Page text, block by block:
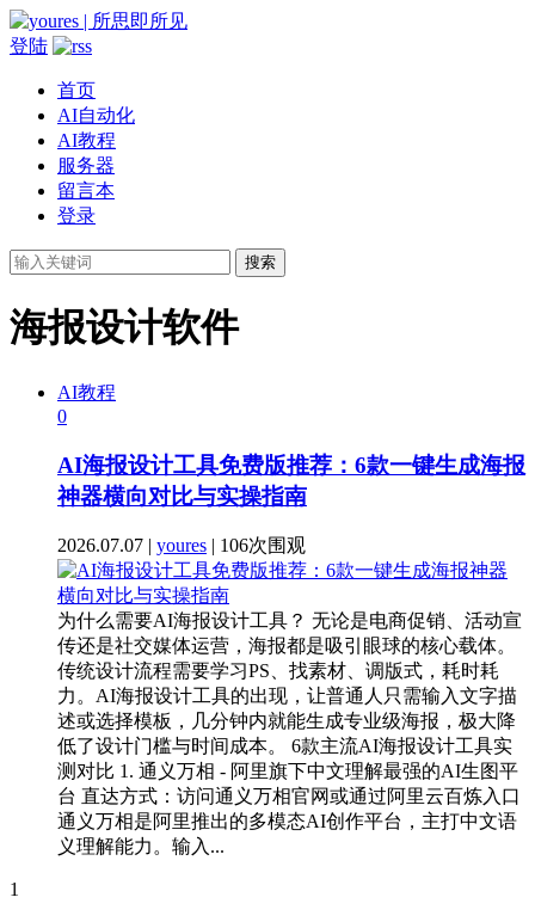
登陆
首页
AI自动化
AI教程
服务器
留言本
登录
搜索
海报设计软件
AI教程
0
AI海报设计工具免费版推荐：6款一键生成海报
神器横向对比与实操指南
2026.07.07 | youres | 106次围观
为什么需要AI海报设计工具？ 无论是电商促销、活动宣
传还是社交媒体运营，海报都是吸引眼球的核心载体。
传统设计流程需要学习PS、找素材、调版式，耗时耗
力。AI海报设计工具的出现，让普通人只需输入文字描
述或选择模板，几分钟内就能生成专业级海报，极大降
低了设计门槛与时间成本。 6款主流AI海报设计工具实
测对比 1. 通义万相 - 阿里旗下中文理解最强的AI生图平
台 直达方式：访问通义万相官网或通过阿里云百炼入口
通义万相是阿里推出的多模态AI创作平台，主打中文语
义理解能力。输入...
1